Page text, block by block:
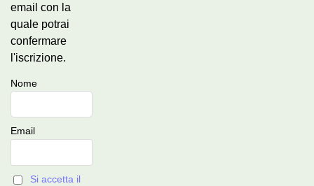
email con la
quale potrai
confermare
l'iscrizione.
Nome
Email
Si accetta il